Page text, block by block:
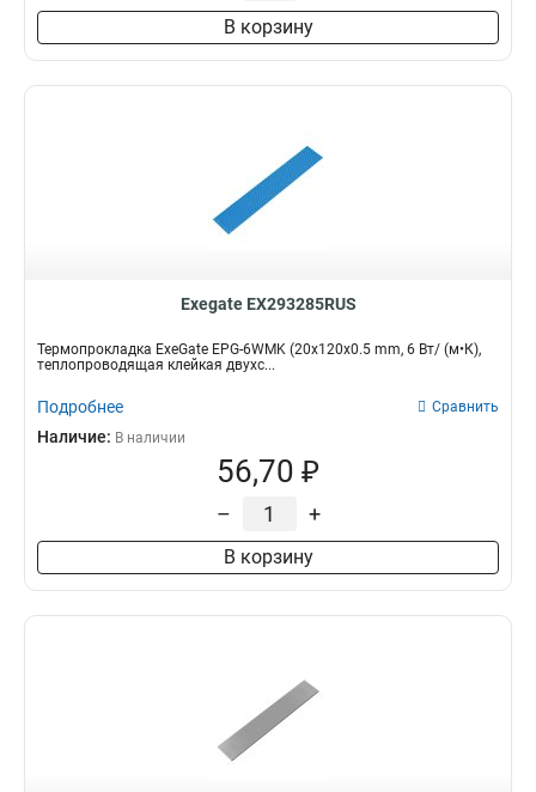
В корзину
Exegate EX293285RUS
Термопрокладка ExeGate EPG-6WMK (20x120x0.5 mm, 6 Вт/ (м•К),
теплопроводящая клейкая двухс...
Подробнее Сравнить
Наличие: В наличии
56,70 ₽
– +
В корзину